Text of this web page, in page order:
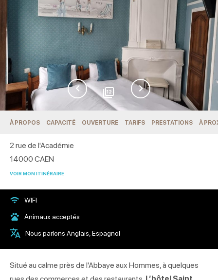
12
À PROPOS CAPACITÉ OUVERTURE TARIFS PRESTATIONS À
2 rue de l'Académie
14000 CAEN
VOIR MON ITINÉRAIRE
WIFI
Animaux acceptés
Nous parlons Anglais, Espagnol
Situé au calme près de l'Abbaye aux Hommes, à quelques